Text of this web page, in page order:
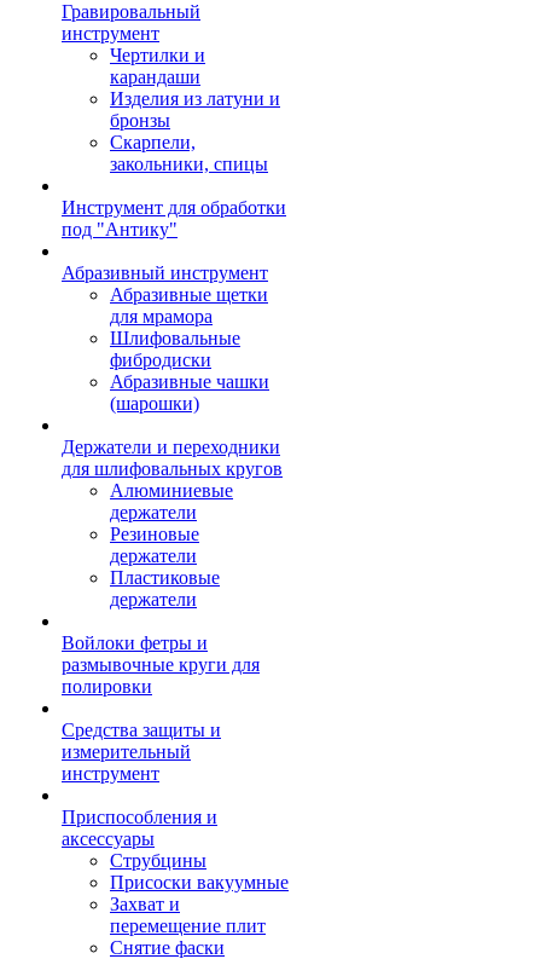
Гравировальный
инструмент
Чертилки и
карандаши
Изделия из латуни и
бронзы
Скарпели,
закольники, спицы
Инструмент для обработки
под "Антику"
Абразивный инструмент
Абразивные щетки
для мрамора
Шлифовальные
фибродиски
Абразивные чашки
(шарошки)
Держатели и переходники
для шлифовальных кругов
Алюминиевые
держатели
Резиновые
держатели
Пластиковые
держатели
Войлоки фетры и
размывочные круги для
полировки
Средства защиты и
измерительный
инструмент
Приспособления и
аксессуары
Струбцины
Присоски вакуумные
Захват и
перемещение плит
Снятие фаски